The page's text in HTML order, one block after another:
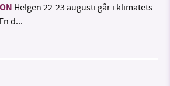
Helgen 22-23 augusti går i klimatets
d...